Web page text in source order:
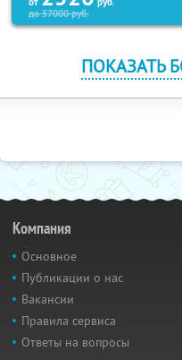
до57000руб.
ПОКАЗАТЬ
Компания
Основное
Публикации о нас
Вакансии
Правила сервиса
Ответы на вопросы